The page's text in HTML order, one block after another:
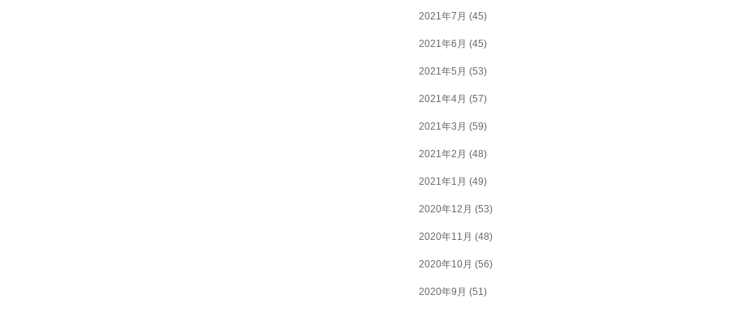
2021年7月 (45)
2021年6月 (45)
2021年5月 (53)
2021年4月 (57)
2021年3月 (59)
2021年2月 (48)
2021年1月 (49)
2020年12月 (53)
2020年11月 (48)
2020年10月 (56)
2020年9月 (51)